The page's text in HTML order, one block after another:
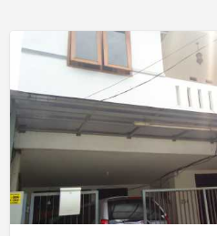
Karyawati
Muslimah
Di
Pondok
Bambu